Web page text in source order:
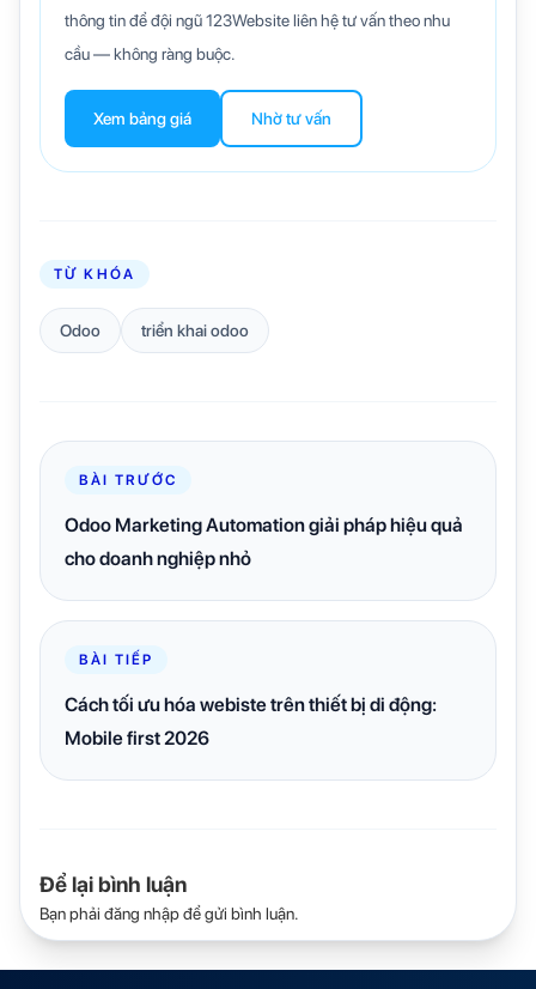
thông tin để đội ngũ 123Website liên hệ tư vấn theo nhu
cầu — không ràng buộc.
Xem bảng giá Nhờ tư vấn
TỪ KHÓA
Odoo triển khai odoo
BÀI TRƯỚC
Odoo Marketing Automation giải pháp hiệu quả
cho doanh nghiệp nhỏ
BÀI TIẾP
Cách tối ưu hóa webiste trên thiết bị di động:
Mobile first 2026
Để lại bình luận
Bạn phải đăng nhậpđể gửi bình luận.